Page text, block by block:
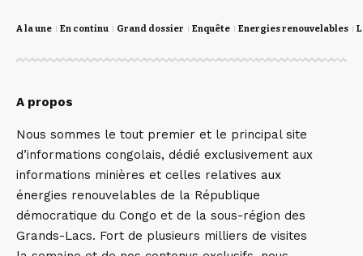
A la une En continu Grand dossier Enquête Energies renouvelables
A propos
Nous sommes le tout premier et le principal site
d’informations congolais, dédié exclusivement aux
informations minières et celles relatives aux
énergies renouvelables de la République
démocratique du Congo et de la sous-région des
Grands-Lacs. Fort de plusieurs milliers de visites